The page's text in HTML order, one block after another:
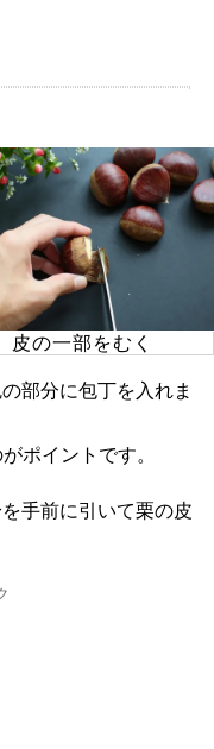
皮の一部をむく
ポイントです。